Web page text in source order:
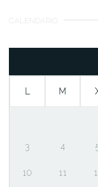
CALENDARIO
M
3 4
10 11